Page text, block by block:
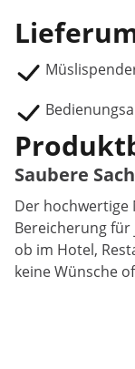
Saubere
Der hochwertige
Bereicherung für
ob im Hotel,
keine Wünsche